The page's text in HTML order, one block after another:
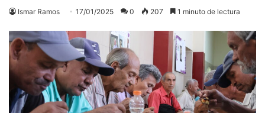
Ismar Ramos 17/01/2025 0 207 1 minuto de lectura